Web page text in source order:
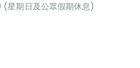
(星期日及公眾假期休息)